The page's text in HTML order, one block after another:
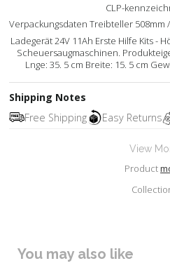
CLP-
Verpackungsdaten Treibteller 508mm
Ladegerät 24V 11Ah Erste Hilfe Kits -
Scheuersaugmaschinen.
Lnge: 35. 5 cm Breite: 15. 5 cm
Shipping Notes
Free Shipping
Easy Returns
View
Product
You may also like